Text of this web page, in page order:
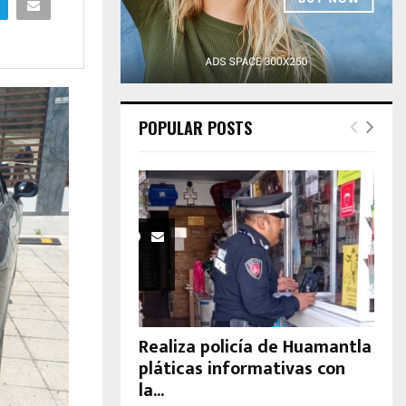
POPULAR POSTS
Realiza policía de Huamantla
pláticas informativas con
la...